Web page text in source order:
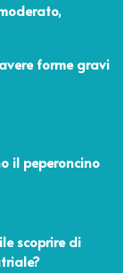
forme gravi
il peperoncino
scoprire di